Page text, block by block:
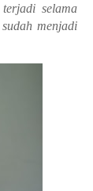
selama
menjadi